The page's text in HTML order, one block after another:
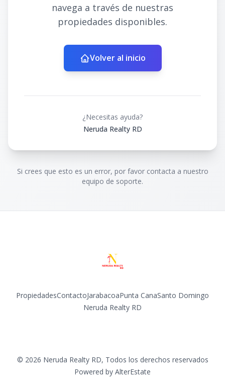
navega a través de nuestras
propiedades disponibles.
Volver al inicio
¿Necesitas ayuda?
Neruda Realty RD
Si crees que esto es un error, por favor contacta a nuestro
equipo de soporte.
PropiedadesContactoJarabacoaPunta CanaSanto Domingo
Neruda Realty RD
© 2026 Neruda Realty RD, Todos los derechos reservados
Powered by AlterEstate